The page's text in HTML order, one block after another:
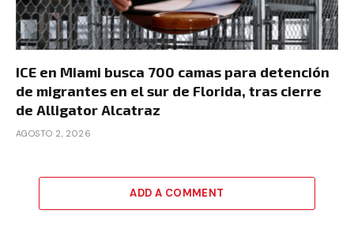
ICE en Miami busca 700 camas para detención
de migrantes en el sur de Florida, tras cierre
de Alligator Alcatraz
AGOSTO 2, 2026
ADD A COMMENT